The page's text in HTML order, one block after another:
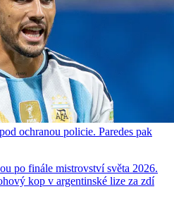
ochranou policie. Paredes pak
po finále mistrovství světa 2026.
kop v argentinské lize za zdí